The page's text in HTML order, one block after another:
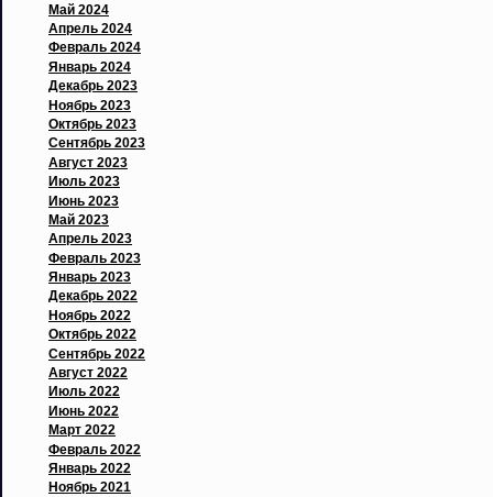
Май 2024
Апрель 2024
Февраль 2024
Январь 2024
Декабрь 2023
Ноябрь 2023
Октябрь 2023
Сентябрь 2023
Август 2023
Июль 2023
Июнь 2023
Май 2023
Апрель 2023
Февраль 2023
Январь 2023
Декабрь 2022
Ноябрь 2022
Октябрь 2022
Сентябрь 2022
Август 2022
Июль 2022
Июнь 2022
Март 2022
Февраль 2022
Январь 2022
Ноябрь 2021